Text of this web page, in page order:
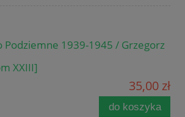
Podziemne 1939-1945 / Grzegorz
XXIII]
35,00 zł
do koszyka